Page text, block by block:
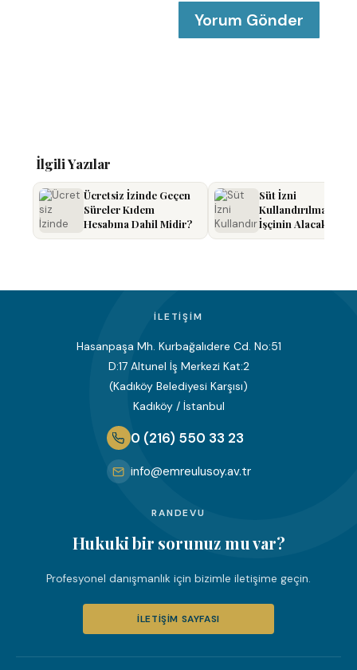
İlgili Yazılar
Ücretsiz İzinde Geçen
Süreler Kıdem
Hesabına Dahil Midir?
Süt İzni
Kullandırılmayan
İşçinin Alacak Hakkı
İLETIŞIM
Hasanpaşa Mh. Kurbağalıdere Cd. No:51
D:17 Altunel İş Merkezi Kat:2
(Kadıköy Belediyesi Karşısı)
Kadıköy / İstanbul
0 (216) 550 33 23
info@emreulusoy.av.tr
RANDEVU
Hukuki bir sorunuz mu var?
Profesyonel danışmanlık için bizimle iletişime geçin.
İLETIŞIM SAYFASI